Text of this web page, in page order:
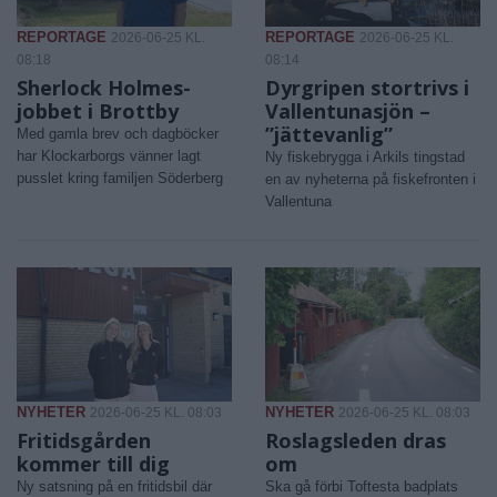
REPORTAGE 2026-06-25 KL.
08:18
Sherlock Holmes-
jobbet i Brottby
Med gamla brev och dagböcker
har Klockarborgs vänner lagt
pusslet kring familjen Söderberg
REPORTAGE 2026-06-25 KL.
08:14
Dyrgripen stortrivs i
Vallentunasjön –
”jättevanlig”
Ny fiskebrygga i Arkils tingstad
en av nyheterna på fiskefronten i
Vallentuna
NYHETER 2026-06-25 KL. 08:03
Fritidsgården
kommer till dig
Ny satsning på en fritidsbil där
NYHETER 2026-06-25 KL. 08:03
Roslagsleden dras
om
Ska gå förbi Toftesta badplats